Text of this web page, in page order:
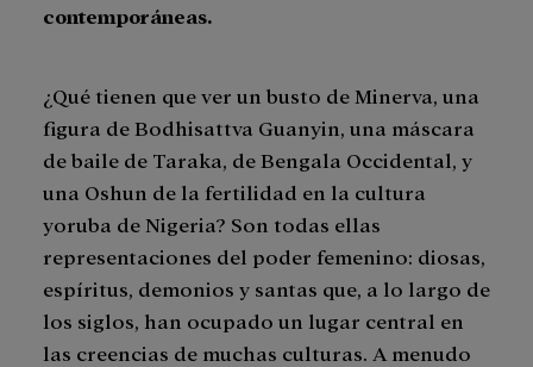
contemporáneas.
¿Qué tienen que ver un busto de Minerva, una
figura de Bodhisattva Guanyin, una máscara
de baile de Taraka, de Bengala Occidental, y
una Oshun de la fertilidad en la cultura
yoruba de Nigeria? Son todas ellas
representaciones del poder femenino: diosas,
espíritus, demonios y santas que, a lo largo de
los siglos, han ocupado un lugar central en
las creencias de muchas culturas. A menudo